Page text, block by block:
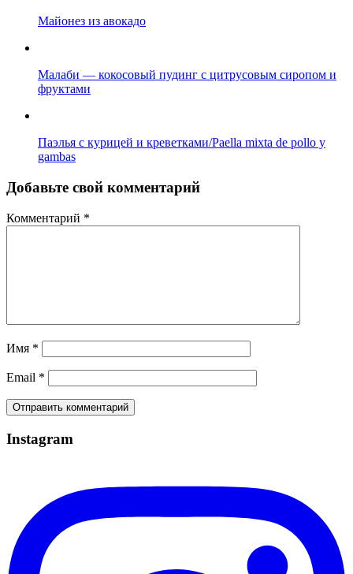
Майонез из авокадо
Малаби — кокосовый пудинг с цитрусовым сиропом и
фруктами
Паэлья с курицей и креветками/Paella mixta de pollo y
gambas
Добавьте свой комментарий
Комментарий *
Имя *
Email *
Instagram